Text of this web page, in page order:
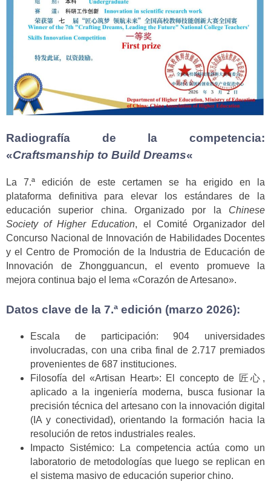
Radiografía de la competencia:
«Craftsmanship to Build Dreams«
La 7.ª edición de este certamen se ha erigido en la
plataforma definitiva para elevar los estándares de la
educación superior china. Organizado por la Chinese
Society of Higher Education, el Comité Organizador del
Concurso Nacional de Innovación de Habilidades Docentes
y el Centro de Promoción de la Industria de Educación de
Innovación de Zhongguancun, el evento promueve la
mejora continua bajo el lema «Corazón de Artesano».
Datos clave de la 7.ª edición (marzo 2026):
Escala de participación: 904 universidades
involucradas, con una criba final de 2.717 premiados
provenientes de 687 instituciones.
Filosofía del «Artisan Heart»: El concepto de 匠心,
aplicado a la ingeniería moderna, busca fusionar la
precisión técnica del artesano con la innovación digital
(IA y conectividad), orientando la formación hacia la
resolución de retos industriales reales.
Impacto Sistémico: La competencia actúa como un
laboratorio de metodologías que luego se replican en
el sistema masivo de educación superior chino.